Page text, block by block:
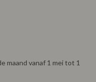
maand vanaf 1 mei tot 1